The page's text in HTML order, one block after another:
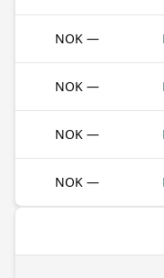
— NOK
— NOK
— NOK
— NOK